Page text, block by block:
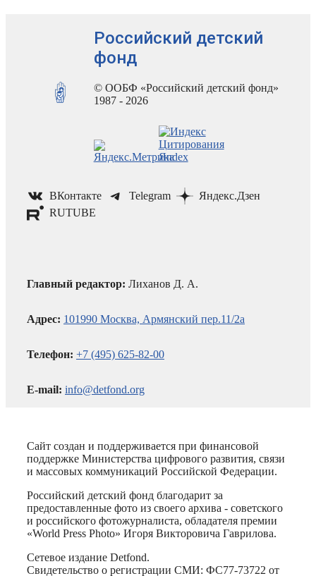
Российский детский
фонд
© ООБФ «Российский детский фонд»
1987 - 2026
ВКонтакте Telegram
Яндекс.Дзен
RUTUBE
Главный редактор: Лиханов Д. А.
Адрес: 101990 Москва, Армянский пер.11/2а
Телефон: +7 (495) 625-82-00
E-mail: info@detfond.org
Сайт создан и поддерживается при финансовой
поддержке Министерства цифрового развития, связи
и массовых коммуникаций Российской Федерации.
Российский детский фонд благодарит за
предоставленные фото из своего архива - советского
и российского фотожурналиста, обладателя премии
«World Press Photo» Игоря Викторовича Гаврилова.
Сетевое издание Detfond.
Свидетельство о регистрации СМИ: ФС77-73722 от